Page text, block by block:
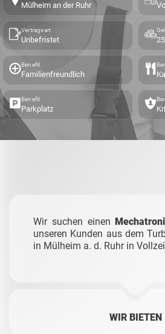
Mülheim an der Ruhr
Vertragsart
Unbefristet
Benefit
Familienfreundlich
Benefit
Parkplatz
Wir suchen einen
unseren Kunden aus dem
in Mülheim a. d. Ruhr in
WIR BIETEN